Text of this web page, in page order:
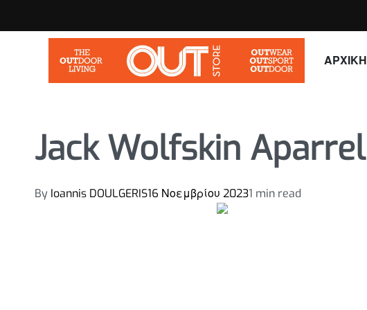
ΑΡΧΙΚΗ
Jack Wolfskin Aparrel
By Ioannis DOULGERIS16 Νοεμβρίου 20231 min read